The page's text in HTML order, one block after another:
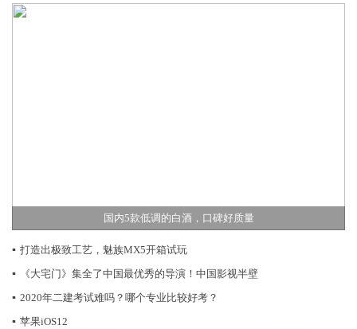
国内5款低调的白酒，口碑好质量
▪ 打造出极致工艺，魅族MX5开箱试玩
▪
《大宅门》集全了中国最优秀的导演！中国影视半壁
▪ 2020年二建考试难吗？哪个专业比较好考？
▪ 苹果iOS12